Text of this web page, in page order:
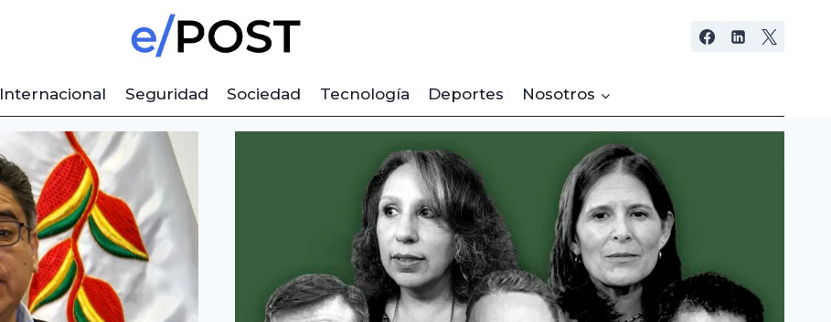
Internacional Seguridad Sociedad Tecnología Deportes Nosotros